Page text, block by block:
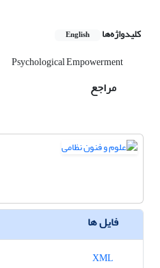
کلیدواژه‌ها English
Psychological Empowerment
مراجع
فایل ها